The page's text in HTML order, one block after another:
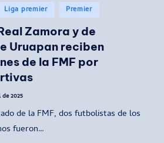
Liga premier Premier
Zamora y de
Uruapan reciben
de la FMF por
2025
de la FMF, dos futbolistas de los
fueron…